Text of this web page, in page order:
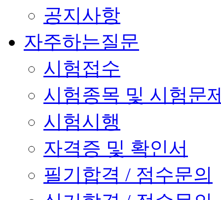
공지사항
자주하는질문
시험접수
시험종목 및 시험문
시험시행
자격증 및 확인서
필기합격 / 점수문의